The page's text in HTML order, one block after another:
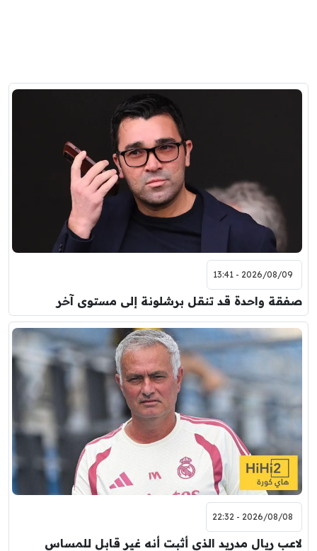
2026/08/09 - 13:41
صفقة واحدة قد تنقل برشلونة إلى مستوى آخر
2026/08/08 - 22:32
لاعب ريال مدريد الذي أثبت أنه غير قابل للمساس